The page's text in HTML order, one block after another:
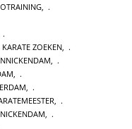
KARATE ZOEKEN
,
,
,